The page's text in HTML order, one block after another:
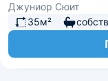
Джуниор Сюит
35м²